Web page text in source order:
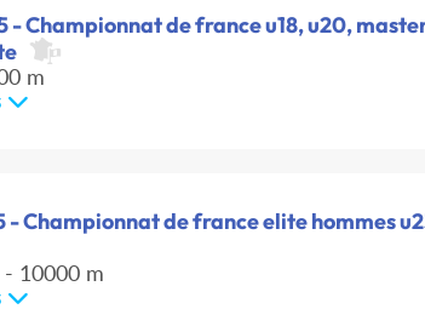
- Championnat de france u18, u20,
m
- Championnat de france elite hommes
10000 m